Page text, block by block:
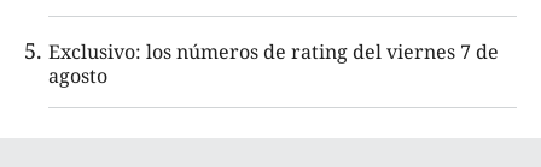
Exclusivo: los números de rating del viernes 7 de
agosto